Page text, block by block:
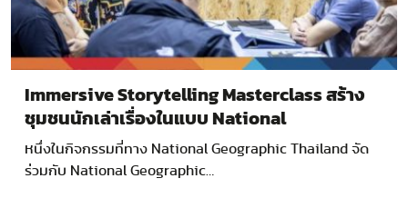
Immersive Storytelling Masterclass สร้าง
ชุมชนนักเล่าเรื่องในแบบ National
Geographic
หนึ่งในกิจกรรมที่ทาง National Geographic Thailand จัด
ร่วมกับ National Geographic…